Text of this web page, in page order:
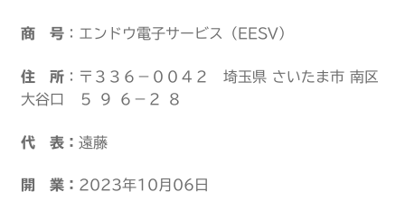
キ
プ
プ
お買い物カゴ
カート
商 号：エンドウ電子サービス（EESV）
住 所：〒３３６－００４２ 埼玉県 さいたま市 南区
大谷口 ５ ９ ６－２ ８
代 表： 遠藤
開 業： 2023年10月06日